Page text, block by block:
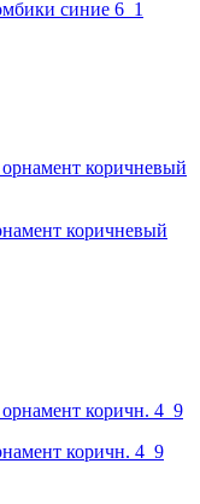
синие 6_1
коричневый
коричн. 4_9